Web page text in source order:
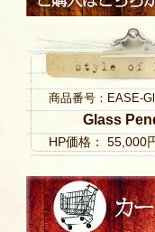
商品番号：EASE-
Glass
HP価格： 55,000